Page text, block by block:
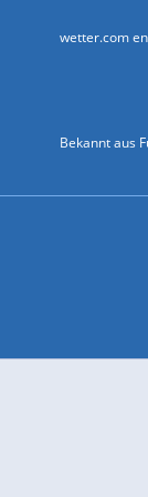
wetter.com
Bekannt aus